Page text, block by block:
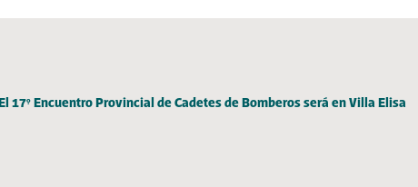
El 17° Encuentro Provincial de Cadetes de Bomberos será en Villa Elisa